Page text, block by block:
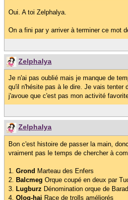
Oui. A toi Zelphalya.
On a fini par y arriver à terminer ce mot
Zelphalya
Je n'ai pas oublié mais je manque de
qu'il n'hésite pas à le dire. Je vais tenter
j'avoue que c'est pas mon activité
Zelphalya
Bon c'est histoire de passer la main,
vraiment pas le temps de chercher à
1. Grond Marteau des Enfers
2. Balcmeg Orque coupé en deux par
3. Lugburz Dénomination orque de
4. Olog-hai Race de trolls améliorés